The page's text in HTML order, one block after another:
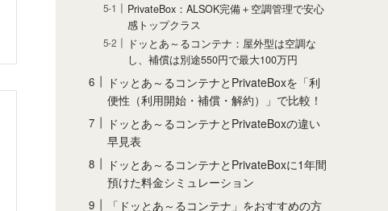
PrivateBox：ALSOK完備＋空調管理で安心
感トップクラス
ドッとあ～るコンテナ：屋外型は空調な
し、補償は別途550円で最大100万円
ドッとあ～るコンテナとPrivateBoxを「利
便性（利用開始・補償・解約）」で比較！
ドッとあ～るコンテナとPrivateBoxの違い
早見表
ドッとあ～るコンテナとPrivateBoxに1年間
預けた料金シミュレーション
「ドッとあ～るコンテナ」をおすすめの方